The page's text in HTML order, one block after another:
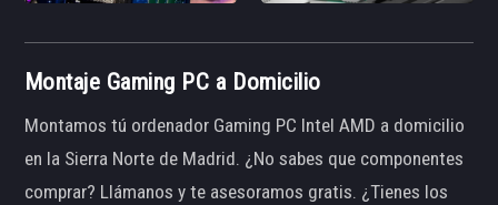
Montaje Gaming PC a Domicilio
Montamos tú ordenador Gaming PC Intel AMD a domicilio
en la Sierra Norte de Madrid. ¿No sabes que componentes
comprar? Llámanos y te asesoramos gratis. ¿Tienes los